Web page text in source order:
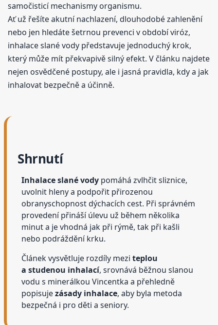
samočisticí mechanismy organismu.
Ať už řešíte akutní nachlazení, dlouhodobé zahlenění
nebo jen hledáte šetrnou prevenci v období viróz,
inhalace slané vody představuje jednoduchý krok,
který může mít překvapivě silný efekt. V článku najdete
nejen osvědčené postupy, ale i jasná pravidla, kdy a jak
inhalovat bezpečně a účinně.
Shrnutí
Inhalace slané vody pomáhá zvlhčit sliznice,
uvolnit hleny a podpořit přirozenou
obranyschopnost dýchacích cest. Při správném
provedení přináší úlevu už během několika
minut a je vhodná jak při rýmě, tak při kašli
nebo podráždění krku.
Článek vysvětluje rozdíly mezi teplou
a studenou inhalací, srovnává běžnou slanou
vodu s minerálkou Vincentka a přehledně
popisujezásady inhalace, aby byla metoda
bezpečná i pro děti a seniory.